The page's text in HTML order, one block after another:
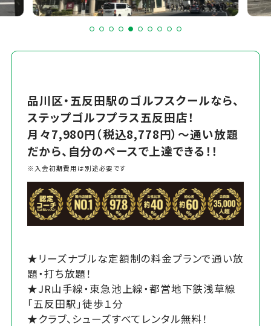
品川区・五反田駅のゴルフスクールなら、
ステップゴルフプラス五反田店！
月々7,980円（税込8,778円）～通い放題
だから、自分のペースで上達できる！！
※入会初期費用は別途必要です
★リーズナブルな定額制の料金プランで通い放
題・打ち放題！
★JR山手線・東急池上線・都営地下鉄浅草線
「五反田駅」徒歩１分
★クラブ、シューズすべてレンタル無料！